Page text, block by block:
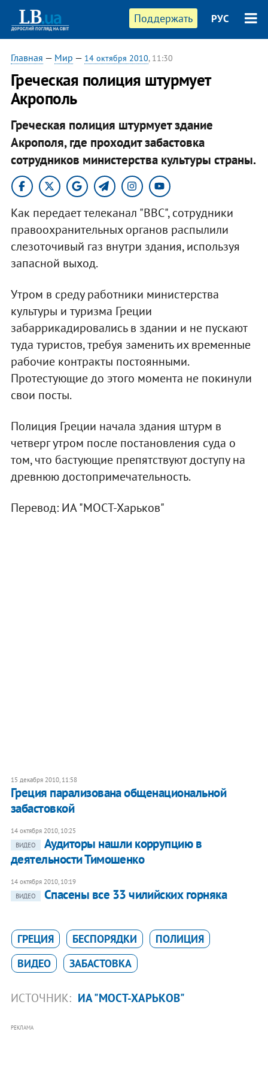
Поддержать РУС
Главная — Мир — 14 октября 2010, 11:30
Греческая полиция штурмует
Акрополь
Греческая полиция штурмует здание
Акрополя, где проходит забастовка
сотрудников министерства культуры страны.
Как передает телеканал "ВВС", сотрудники
правоохранительных органов распылили
слезоточивый газ внутри здания, используя
запасной выход.
Утром в среду работники министерства
культуры и туризма Греции
забаррикадировались в здании и не пускают
туда туристов, требуя заменить их временные
рабочие контракты постоянными.
Протестующие до этого момента не покинули
свои посты.
Полиция Греции начала здания штурм в
четверг утром после постановления суда о
том, что бастующие препятствуют доступу на
древнюю достопримечательность.
Перевод: ИА "МОСТ-Харьков"
15 декабря 2010, 11:58
Греция парализована общенациональной
забастовкой
14 октября 2010, 10:25
ВИДЕО
Аудиторы нашли коррупцию в
деятельности Тимошенко
14 октября 2010, 10:19
ВИДЕО
Спасены все 33 чилийских горняка
ГРЕЦИЯ БЕСПОРЯДКИ
ПОЛИЦИЯ
ВИДЕО
ЗАБАСТОВКА
ИСТОЧНИК: ИА "МОСТ-ХАРЬКОВ"
РЕКЛАМА